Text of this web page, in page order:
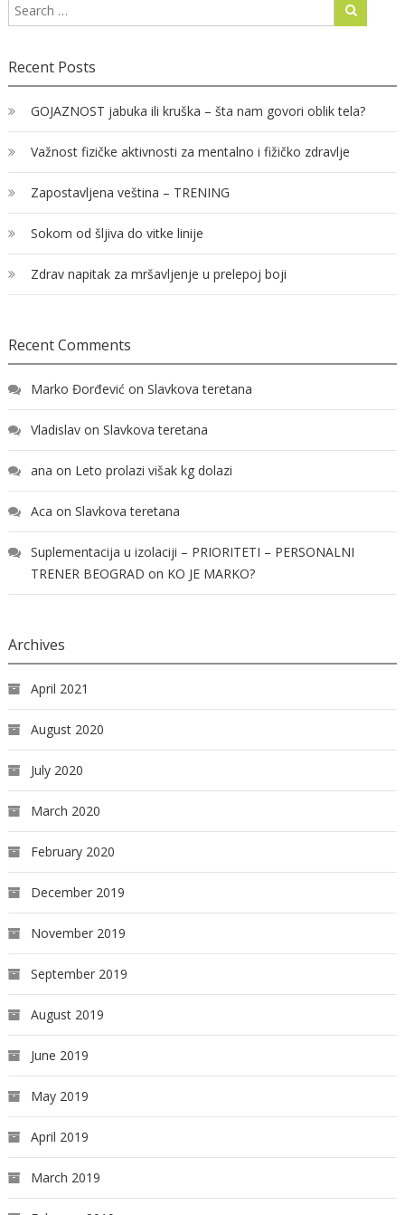
Recent Posts
GOJAZNOST jabuka ili kruška – šta nam govori oblik tela?
Važnost fizičke aktivnosti za mentalno i fižičko zdravlje
Zapostavljena veština – TRENING
Sokom od šljiva do vitke linije
Zdrav napitak za mršavljenje u prelepoj boji
Recent Comments
Marko Đorđević on Slavkova teretana
Vladislavon Slavkova teretana
ana on Leto prolazi višak kg dolazi
Aca on Slavkova teretana
Suplementacija u izolaciji – PRIORITETI – PERSONALNI
TRENER BEOGRAD on KO JE MARKO?
Archives
April 2021
August 2020
July 2020
March 2020
February 2020
December 2019
November 2019
September 2019
August 2019
June 2019
May 2019
April 2019
March 2019